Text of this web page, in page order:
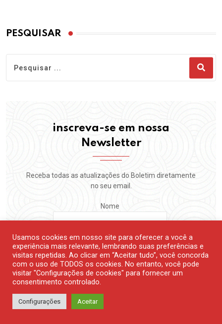
PESQUISAR
inscreva-se em nossa
Newsletter
Receba todas as atualizações do Boletim diretamente
no seu email.
Nome
Email:
Eu aceito os termos de privacidade.
Usamos cookies em nosso site para oferecer a você a
experiência mais relevante, lembrando suas preferências e
visitas repetidas. Ao clicar em “Aceitar tudo”, você concorda
com o uso de TODOS os cookies. No entanto, você pode
visitar "Configurações de cookies" para fornecer um
consentimento controlado.
Configurações Aceitar